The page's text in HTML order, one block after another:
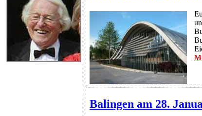
Balingen am 28.